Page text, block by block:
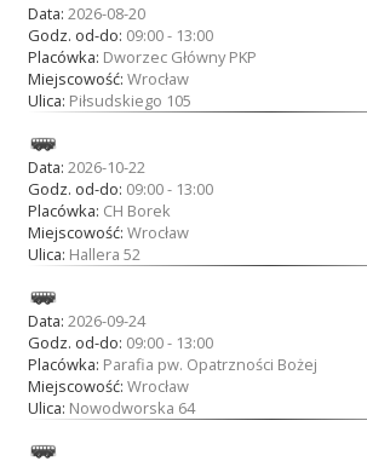
Data: 2026-08-20
Godz. od-do: 09:00 - 13:00
Placówka: Dworzec Główny PKP
Miejscowość: Wrocław
Ulica: Piłsudskiego 105
Data: 2026-10-22
Godz. od-do: 09:00 - 13:00
Placówka: CH Borek
Miejscowość: Wrocław
Ulica: Hallera 52
Data: 2026-09-24
Godz. od-do: 09:00 - 13:00
Placówka: Parafia pw. Opatrzności Bożej
Miejscowość: Wrocław
Ulica: Nowodworska 64